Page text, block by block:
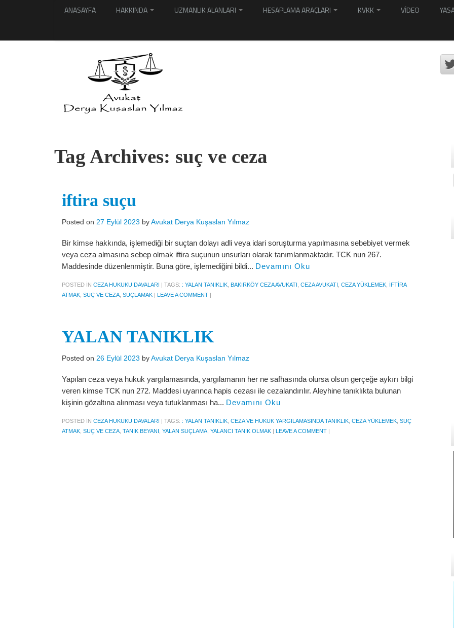
ANASAYFA HAKKINDA UZMANLIK ALANLARI HESAPLAMA ARAÇLARI KVKK VİDEO
Tag Archives: suç ve ceza
iftira suçu
Posted on 27 Eylül 2023 byAvukat Derya Kuşaslan Yılmaz
Bir kimse hakkında, işlemediği bir suçtan dolayı adli veya idari soruşturma yapılmasına sebebiyet vermek
veya ceza almasına sebep olmak iftira suçunun unsurları olarak tanımlanmaktadır. TCK nun 267.
Maddesinde düzenlenmiştir. Buna göre, işlemediğini bildi... Devamını Oku
POSTED IN CEZA HUKUKU DAVALARI | TAGS: : YALAN TANIKLIK BAKIRKÖY CEZA AVUKATI CEZA AVUKATI CEZA YÜKLEMEK IFTIRA
ATMAK SUÇ VE CEZA SUÇLAMAK | LEAVE A COMMENT |
YALAN TANIKLIK
Posted on 26 Eylül 2023 byAvukat Derya Kuşaslan Yılmaz
Yapılan ceza veya hukuk yargılamasında, yargılamanın her ne safhasında olursa olsun gerçeğe aykırı bilgi
veren kimse TCK nun 272. Maddesi uyarınca hapis cezası ile cezalandırılır. Aleyhine tanıklıkta bulunan
kişinin gözaltına alınması veya tutuklanması ha... Devamını Oku
POSTED IN CEZA HUKUKU DAVALARI | TAGS: : YALAN TANIKLIK CEZA VE HUKUK YARGILAMASINDA TANIKLIK CEZA YÜKLEMEK SUÇ
ATMAK SUÇ VE CEZA TANIK BEYANI YALAN SUÇLAMA YALANCI TANIK OLMAK | LEAVE A COMMENT |